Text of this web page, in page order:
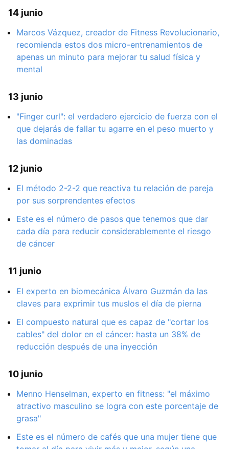
14 junio
Marcos Vázquez, creador de Fitness Revolucionario,
recomienda estos dos micro-entrenamientos de
apenas un minuto para mejorar tu salud física y
mental
13 junio
"Finger curl": el verdadero ejercicio de fuerza con el
que dejarás de fallar tu agarre en el peso muerto y
las dominadas
12 junio
El método 2-2-2 que reactiva tu relación de pareja
por sus sorprendentes efectos
Este es el número de pasos que tenemos que dar
cada día para reducir considerablemente el riesgo
de cáncer
11 junio
El experto en biomecánica Álvaro Guzmán da las
claves para exprimir tus muslos el día de pierna
El compuesto natural que es capaz de "cortar los
cables" del dolor en el cáncer: hasta un 38% de
reducción después de una inyección
10 junio
Menno Henselman, experto en fitness: "el máximo
atractivo masculino se logra con este porcentaje de
grasa"
Este es el número de cafés que una mujer tiene que